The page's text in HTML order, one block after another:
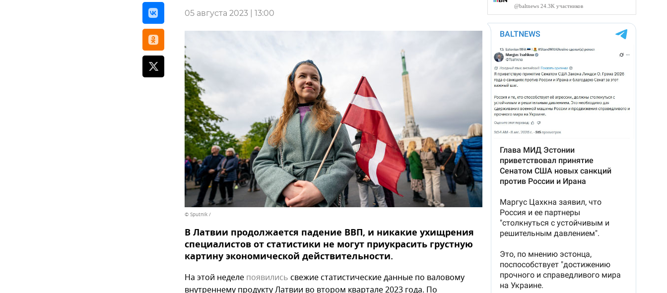
05 августа 2023 | 13:00
© Sputnik /
В Латвии продолжается падение ВВП, и никакие ухищрения
специалистов от статистики не могут приукрасить грустную
картину экономической действительности.
На этой неделе появились свежие статистические данные по валовому
внутреннему продукту Латвии во втором квартале 2023 года. По